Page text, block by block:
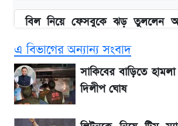
বিল নিয়ে ফেসবুকে ঝড় তুললেন
বাংলাদেশ নিয়ে যা বললেন সজীব
২ লাখ মানুষ অপেক্ষায়, কিন্তু দেখা
হাসিনাকে! এরপর যা ঘটল...
এ বিভাগের অন্যান্য সংবাদ
সাকিবের বাড়িতে
দিলীপ ঘোষ